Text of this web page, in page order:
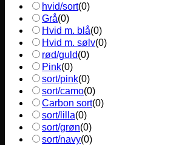
hvid/sort(0)
Grå(0)
Hvid m. blå(0)
Hvid m. sølv(0)
rød/guld(0)
Pink(0)
sort/pink(0)
sort/camo(0)
Carbon sort(0)
sort/lilla(0)
sort/grøn(0)
sort/navy(0)